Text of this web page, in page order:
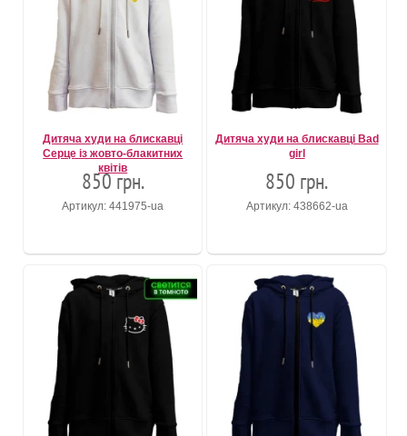
Дитяча худи на блискавці
Серце із жовто-блакитних
квітів
850 грн.
Артикул: 441975-ua
Дитяча худи на блискавці Bad
girl
850 грн.
Артикул: 438662-ua